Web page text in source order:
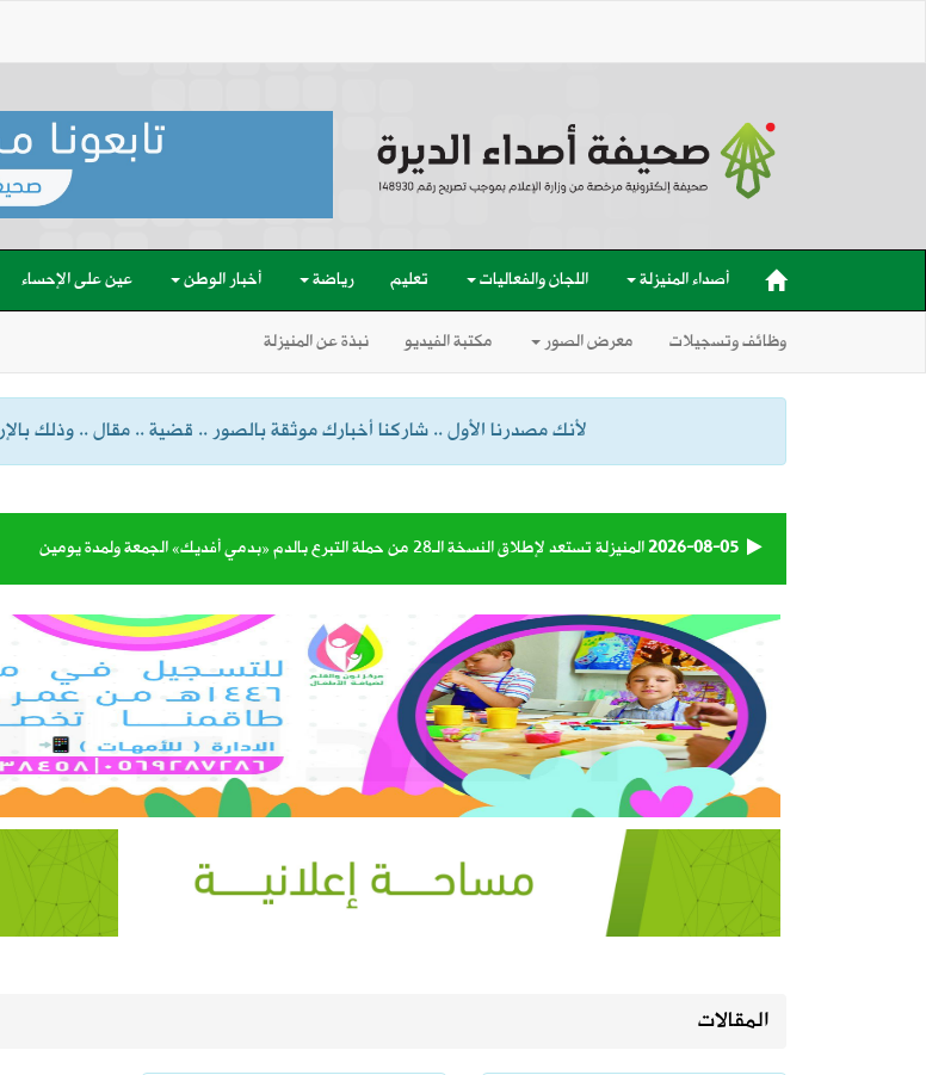
أصداء المنيزلة اللجان والفعاليات تعليم رياضة أخبار الوطن عين على الإحساء
وظائف وتسجيلات معرض الصور مكتبة الفيديو نبذة عن المنيزلة
لأنك مصدرنا الأول .. شاركنا أخبارك موثقة بالصور .. قضية .. مقال .. وذلك بالإرسال
2026-08-05المنيزلة تستعد لإطلاق النسخة الـ28 من حملة التبرع بالدم «بدمي أفديك» الجمعة ولمدة يومين
2026-08-05الجامعة السعودية الإلكترونية تواصل استقبال طلبات القبول للعام الجامعي 1448هـ عبر منصة «قبول»
2026-08-05130 كاميرا ذكية تراقب شبكة الطرق على مدار الساعة
2026-08-05 إطلاق تحدي ابتكار أفضل مظلة لضيوف الرحمن
2026-08-05طقس المملكة الأربعاء.. سحب رعدية ممطرة وارتفاع في الحرارة ونشاط للرياح على عدة مناطق
2026-08-04 بالفيديو | الأستاذ أحمد السعيد يستعرض برنامج “مدار” الصيفي في لقاء على قناة الإخبارية
المقالات